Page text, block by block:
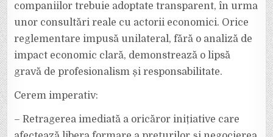
companiilor trebuie adoptate transparent, în urma
unor consultări reale cu actorii economici. Orice
reglementare impusă unilateral, fără o analiză de
impact economic clară, demonstrează o lipsă
gravă de profesionalism și responsabilitate.
Cerem imperativ:
– Retragerea imediată a oricăror inițiative care